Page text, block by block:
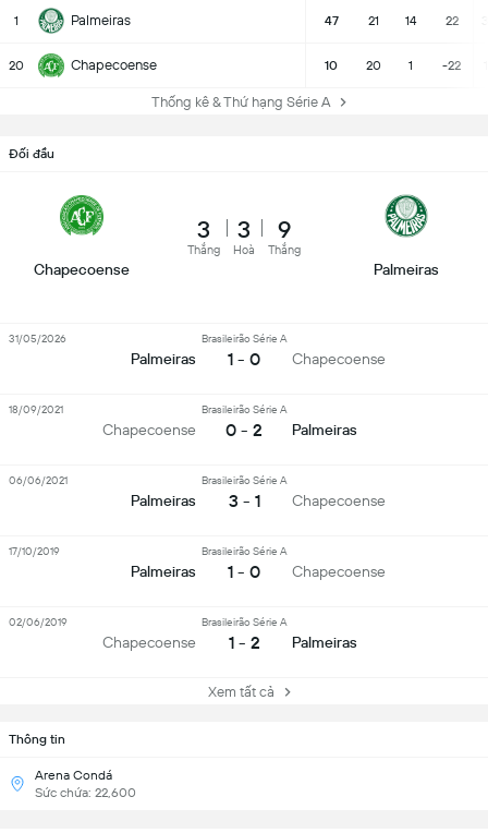
1 Palmeiras 47 21 14 22
20 Chapecoense 10 20 1 -22
Thống kê & Thứ hạng Série A
Thông tin
Arena Condá
Sức chứa: 22,600
Đối đầu
Chapecoense
3
Thắng
3
Hoà
9
Thắng
Palmeiras
Palmeiras
Brasileirão Série A
1 - 0 Chapecoense
31/05/2026
Chapecoense
Brasileirão Série A
0 - 2 Palmeiras
18/09/2021
Palmeiras
Brasileirão Série A
3 - 1 Chapecoense
06/06/2021
Palmeiras
Brasileirão Série A
1 - 0 Chapecoense
17/10/2019
Chapecoense
Brasileirão Série A
1 - 2 Palmeiras
02/06/2019
Xem tất cả